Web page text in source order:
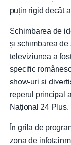
puțin rigid decât
Schimbarea de
și schimbarea de
televiziunea a
specific
show-uri și
reperul principal
Național 24 Plus.
În grila de
zona de